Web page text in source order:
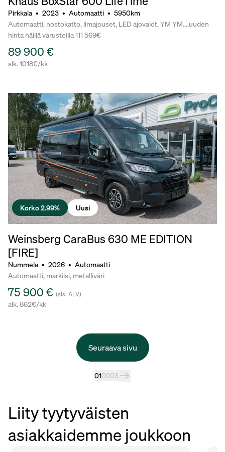
Pirkkala • 2023 • Automaatti • 5950km
Automaatti, nostokatto, ilmajouset, LED ajovalot, YM YM....uuden
hinta näillä varusteilla 111 569€
89 900 €
alk. 1018€/kk
Korko 2.99% Uusi
Weinsberg CaraBus 630 ME EDITION
[FIRE]
Nummela • 2026 • Automaatti
Automaatti, markiisi, metalliväri
75 900 € (sis. ALV)
alk. 862€/kk
Seuraava sivu
010203
Liity tyytyväisten
asiakkaidemme joukkoon